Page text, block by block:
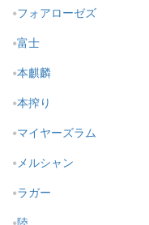
フォアローゼズ
富士
本麒麟
本搾り
マイヤーズラム
メルシャン
ラガー